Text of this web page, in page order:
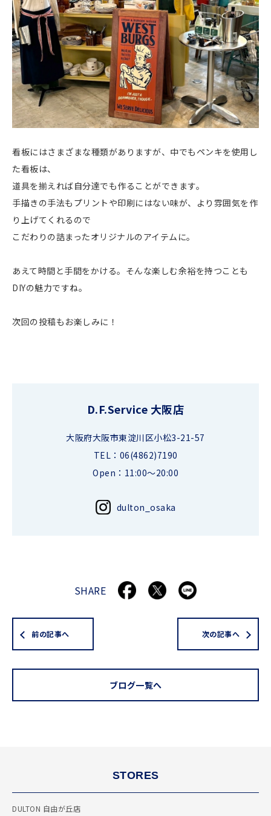
看板にはさまざまな種類がありますが、中でもペンキを使用し
た看板は、
道具を揃えれば自分達でも作ることができます。
手描きの手法もプリントや印刷にはない味が、より雰囲気を作
り上げてくれるので
こだわりの詰まったオリジナルのアイテムに。
あえて時間と手間をかける。そんな楽しむ余裕を持つことも
DIYの魅力ですね。
次回の投稿もお楽しみに！
D.F.Service 大阪店
大阪府大阪市東淀川区小松3-21-57
TEL：06(4862)7190
Open：11:00～20:00
dulton_osaka
SHARE
前の記事へ
ブログ一覧へ
次の記事へ
STORES
DULTON 自由が丘店